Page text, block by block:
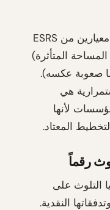
تقييم الخطورة يأخذ في الاعتبار معيارين من ESRS
المتأثرة)
صعوبة عكسه).
هي
لأنها
المعتاد.
رقماً
التلوث على
النقدية.